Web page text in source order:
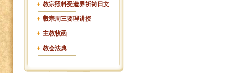
教宗照料受造界祈祷日文
告
教宗周三要理讲授
主教牧函
教会法典